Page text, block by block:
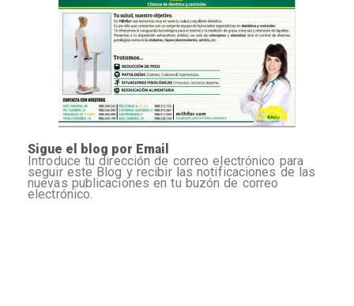
Sigue el blog por Email
Introduce tu dirección de correo electrónico para
seguir este Blog y recibir las notificaciones de las
nuevas publicaciones en tu buzón de correo
electrónico.